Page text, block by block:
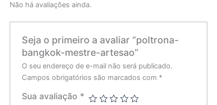
Não há avaliações ainda.
Seja o primeiro a avaliar “poltrona-
bangkok-mestre-artesao”
O seu endereço de e-mail não será publicado.
Campos obrigatórios são marcados com *
Sua avaliação *